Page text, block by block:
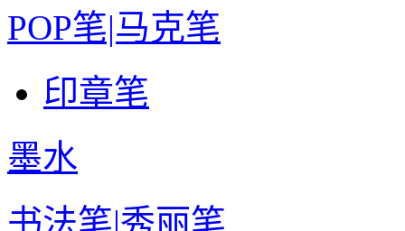
POP笔|马克笔
印章笔
墨水
书法笔|秀丽笔